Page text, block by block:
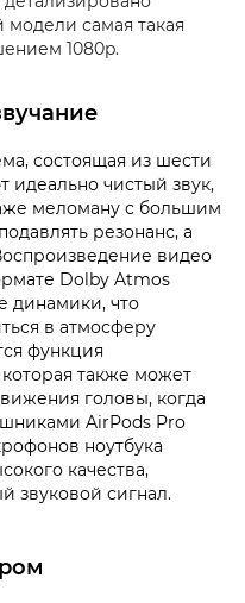
модели самая такая
1080p.
состоящая из шести
идеально чистый звук,
меломану с большим
резонанс, а
видео
Dolby Atmos
динамики, что
в атмосферу
функция
которая также может
головы, когда
AirPods Pro
ноутбука
качества,
звуковой сигнал.